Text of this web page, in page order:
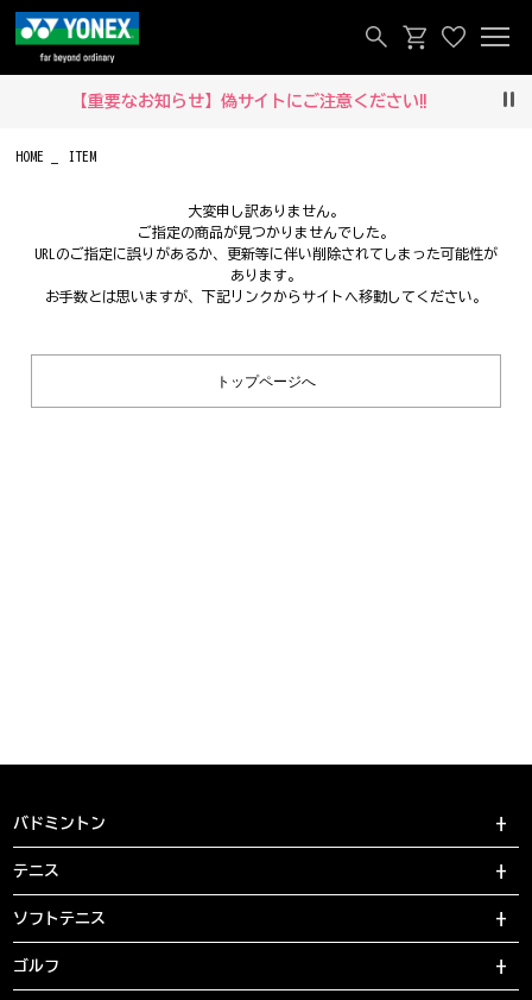
【重要なお知らせ】偽サイトにご注意ください‼
HOME ITEM
大変申し訳ありません。
ご指定の商品が見つかりませんでした。
URLのご指定に誤りがあるか、更新等に伴い削除されてしまった可能性が
あります。
お手数とは思いますが、下記リンクからサイトへ移動してください。
トップページへ
バドミントン
テニス
ソフトテニス
ゴルフ